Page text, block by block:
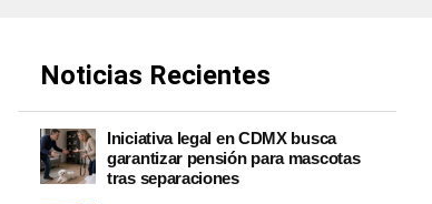
Noticias Recientes
Iniciativa legal en CDMX busca
garantizar pensión para mascotas
tras separaciones